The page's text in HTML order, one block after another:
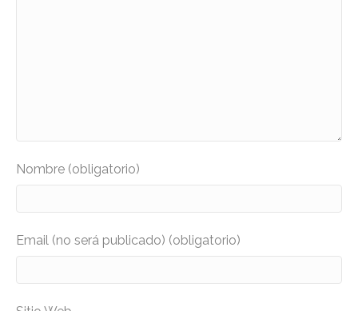
Nombre (obligatorio)
Email (no será publicado) (obligatorio)